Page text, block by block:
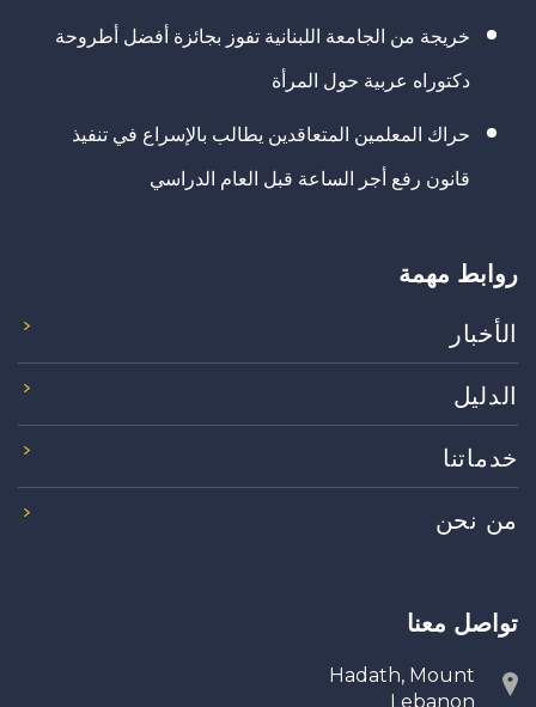
خريجة من الجامعة اللبنانية تفوز بجائزة أفضل أطروحة
دكتوراه عربية حول المرأة
حراك المعلمين المتعاقدين يطالب بالإسراع في تنفيذ
قانون رفع أجر الساعة قبل العام الدراسي
روابط مهمة
الأخبار
الدليل
خدماتنا
من نحن
تواصل معنا
Hadath, Mount
Lebanon